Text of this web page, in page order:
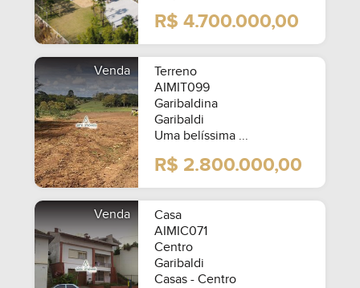
R$ 4.700.000,00
Venda
Terreno
AIMIT099
Garibaldina
Garibaldi
Uma belíssima ...
R$ 2.800.000,00
Venda
Casa
AIMIC071
Centro
Garibaldi
Casas - Centro